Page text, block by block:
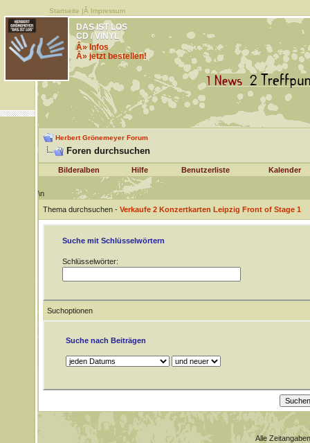
Startseite |Â Impressum
DAS IST LOS
CD / VINYL
Â» Infos
Â» jetzt bestellen!
Herbert Grönemeyer Forum
Foren durchsuchen
Bilderalben Hilfe Benutzerliste Kalender
\n
Thema durchsuchen - Verkaufe 2 Konzertkarten Leipzig Front of Stage 1
Suche mit Schlüsselwörtern
Schlüsselwörter:
Suchoptionen
Suche nach Beiträgen
Alle